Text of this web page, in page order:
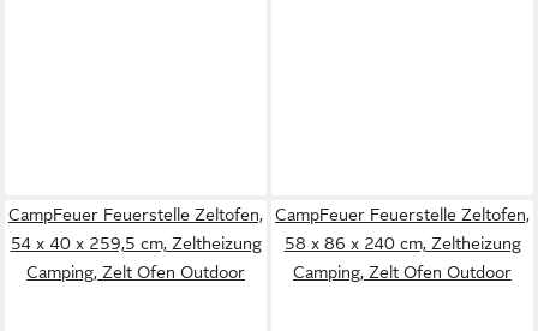
CampFeuer Feuerstelle Zeltofen,
54 x 40 x 259,5 cm, Zeltheizung
Camping, Zelt Ofen Outdoor
CampFeuer Feuerstelle Zeltofen,
58 x 86 x 240 cm, Zeltheizung
Camping, Zelt Ofen Outdoor